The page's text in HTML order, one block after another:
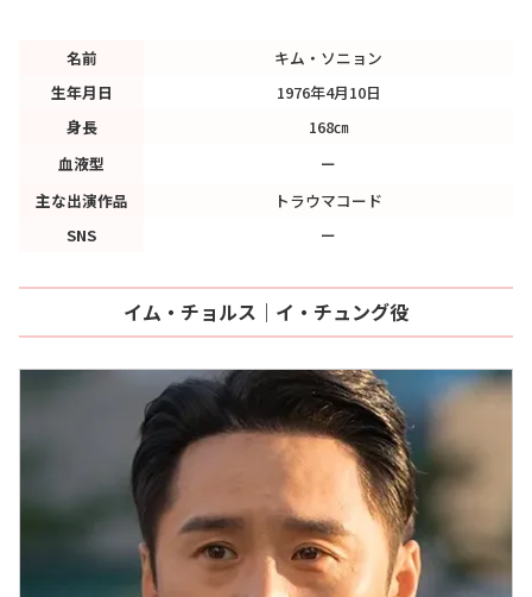
名前
キム・ソニョン
生年月日
1976年4月10日
身長
168㎝
血液型
ー
主な出演作品
トラウマコード
SNS
ー
イム・チョルス｜イ・チュング役